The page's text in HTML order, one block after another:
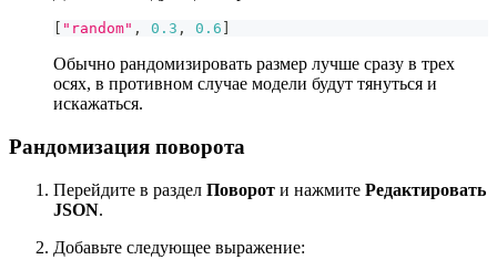
"random" , 0.3 , 0.6
Обычно рандомизировать размер лучше сразу в трех
осях, в противном случае модели будут тянуться и
искажаться.
Рандомизация поворота
Перейдите в раздел Поворот и нажмите Редактировать
JSON.
Добавьте следующее выражение: